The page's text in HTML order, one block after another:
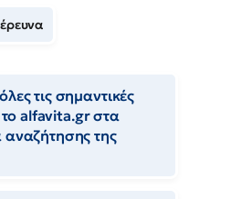
έρευνα
τις σημαντικές
το alfavita.gr στα
της